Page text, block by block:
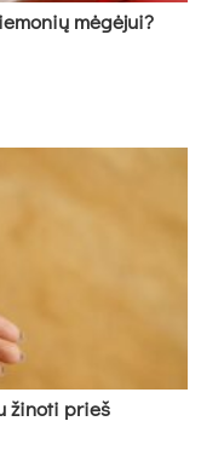
mėgėjui?
žinoti prieš